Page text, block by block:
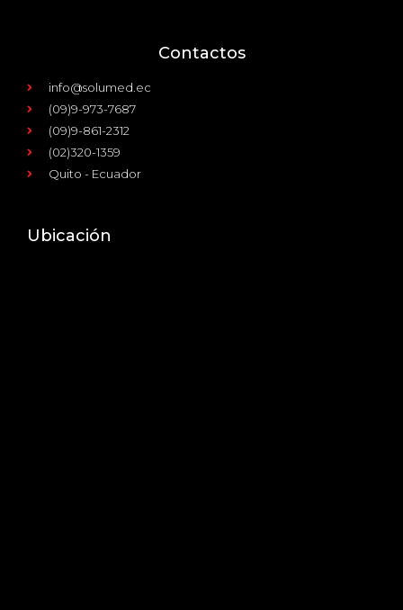
Contactos
info@solumed.ec
(09)9-973-7687
(09)9-861-2312
(02)320-1359
Quito - Ecuador
Ubicación